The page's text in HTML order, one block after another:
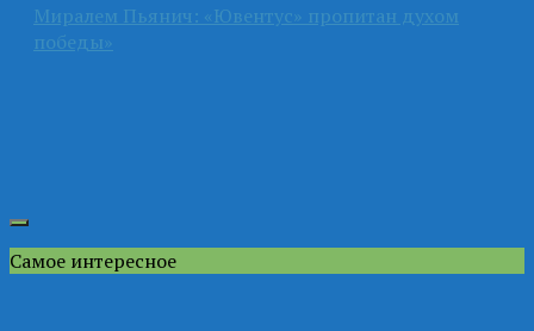
Миралем Пьянич: «Ювентус» пропитан духом
победы»
Самое интересное